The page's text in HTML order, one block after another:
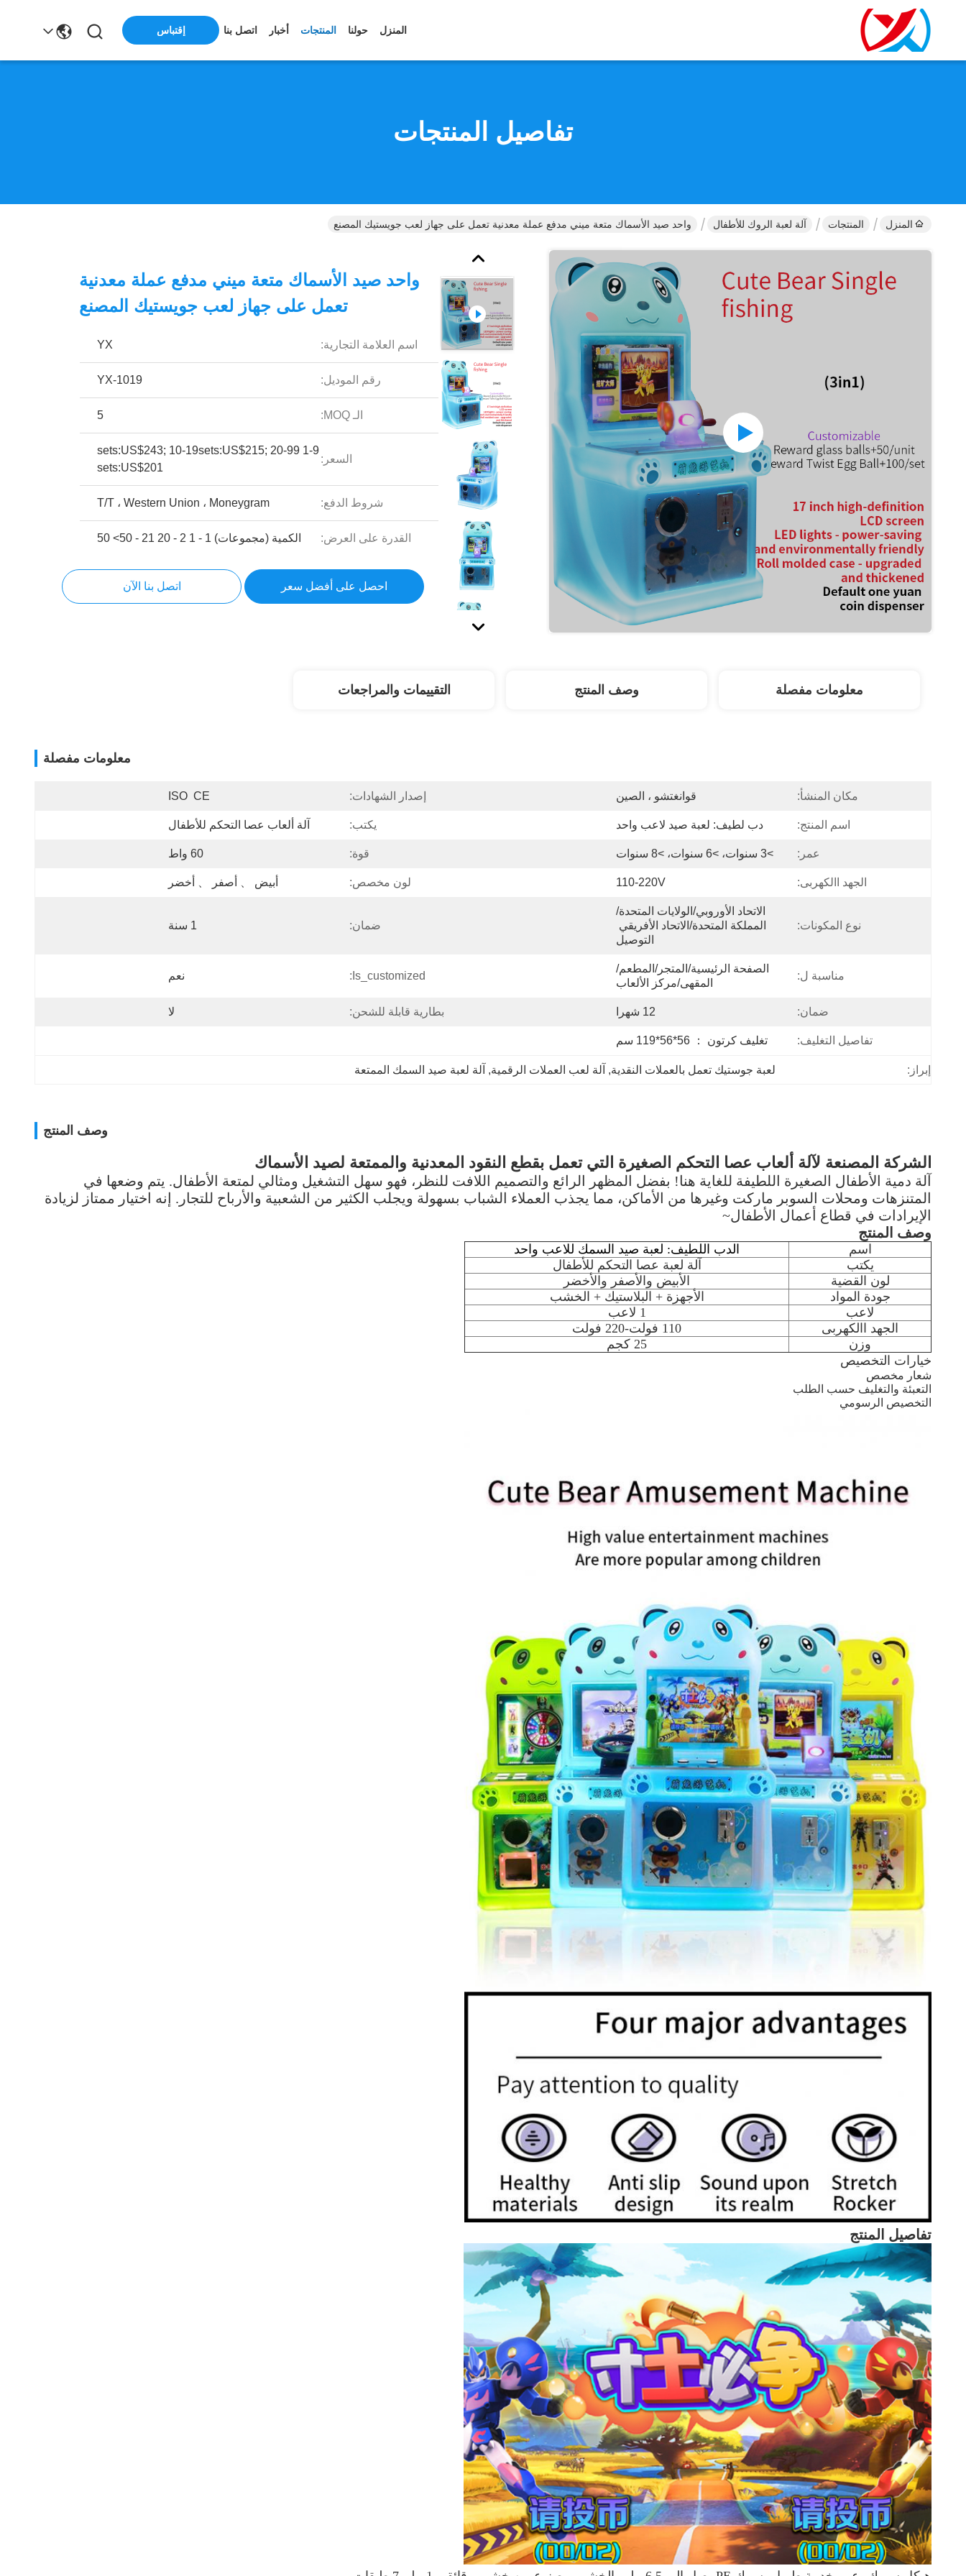
المنزل حولنا المنتجات أخبار اتصل بنا إقتباس
تفاصيل المنتجات
المنزل المنتجات آلة لعبة الروك للأطفال واحد صيد الأسماك متعة ميني مدفع عملة معدنية تعمل على جهاز لعب جويستيك المصنع
واحد صيد الأسماك متعة ميني مدفع عملة معدنية
تعمل على جهاز لعب جويستيك المصنع
اسم العلامة التجارية: YX
رقم الموديل: YX-1019
الـ MOQ: 5
السعر:
1-9 sets:US$243; 10-19sets:US$215; 20-99
sets:US$201
شروط الدفع: T/T ، Western Union ، Moneygram
القدرة على العرض: الكمية (مجموعات) 1 - 1 2 - 20 21 - 50> 50
احصل على أفضل سعر اتصل بنا الآن
معلومات مفصلة وصف المنتج التقييمات والمراجعات
معلومات مفصلة
مكان المنشأ: قوانغتشو ، الصين إصدار الشهادات: ISO  CE
اسم المنتج: دب لطيف: لعبة صيد لاعب واحد يكتب: آلة ألعاب عصا التحكم للأطفال
عمر: >3 سنوات، >6 سنوات، >8 سنوات قوة: 60 واط
الجهد االكهربى: 110-220V لون مخصص: أبيض 、 أصفر 、 أخضر
نوع المكونات:
الاتحاد الأوروبي/الولايات المتحدة/
التوصيل
ضمان: 1 سنة
مناسبة ل:
الصفحة الرئيسية/المتجر/المطعم/
المقهى/مركز الألعاب
Is_customized: نعم
ضمان: 12 شهرا بطارية قابلة للشحن: لا
تفاصيل التغليف: تغليف كرتون ： 56*56*119 سم
إبراز: لعبة جوستيك تعمل بالعملات النقدية, آلة لعب العملات الرقمية, آلة لعبة صيد السمك الممتعة
وصف المنتج
الشركة المصنعة لآلة ألعاب عصا التحكم الصغيرة التي تعمل بقطع النقود المعدنية والممتعة لصيد الأسماك
آلة دمية الأطفال الصغيرة اللطيفة للغاية هنا! بفضل المظهر الرائع والتصميم اللافت للنظر، فهو سهل التشغيل ومثالي لمتعة الأطفال. يتم وضعها في
المتنزهات ومحلات السوبر ماركت وغيرها من الأماكن، مما يجذب العملاء الشباب بسهولة ويجلب الكثير من الشعبية والأرباح للتجار. إنه اختيار ممتاز لزيادة
الإيرادات في قطاع أعمال الأطفال~
وصف المنتج
اسم
الدب اللطيف: لعبة صيد السمك للاعب واحد
يكتب
آلة لعبة عصا التحكم للأطفال
لون القضية
الأبيض والأصفر والأخضر
جودة المواد
الأجهزة + البلاستيك + الخشب
لاعب
1 لاعب
الجهد االكهربى
110 فولت-220 فولت
وزن
25 كجم
خيارات التخصيص
شعار مخصص
التعبئة والتغليف حسب الطلب
التخصيص الرسومي
تفاصيل المنتج